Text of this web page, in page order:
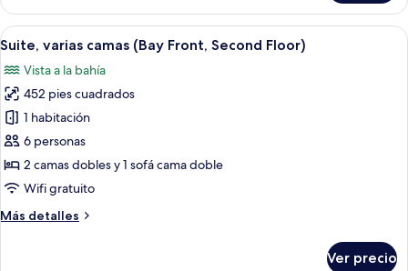
First
Floor)
varias
camas
(Bay
Doubles
Suite
First
Floor)
Abrir
todas
las
fotos
de
Suite,
varias
camas
Front,
Habitación de hotel con sofá,
6
Suite, varias camas (Bay Front, Second Floor)
Vista a la bahía
452 pies cuadrados
1 habitación
6 personas
2 camas dobles y 1 sofá cama doble
Wifi gratuito
Más detalles
Más
Ver precio